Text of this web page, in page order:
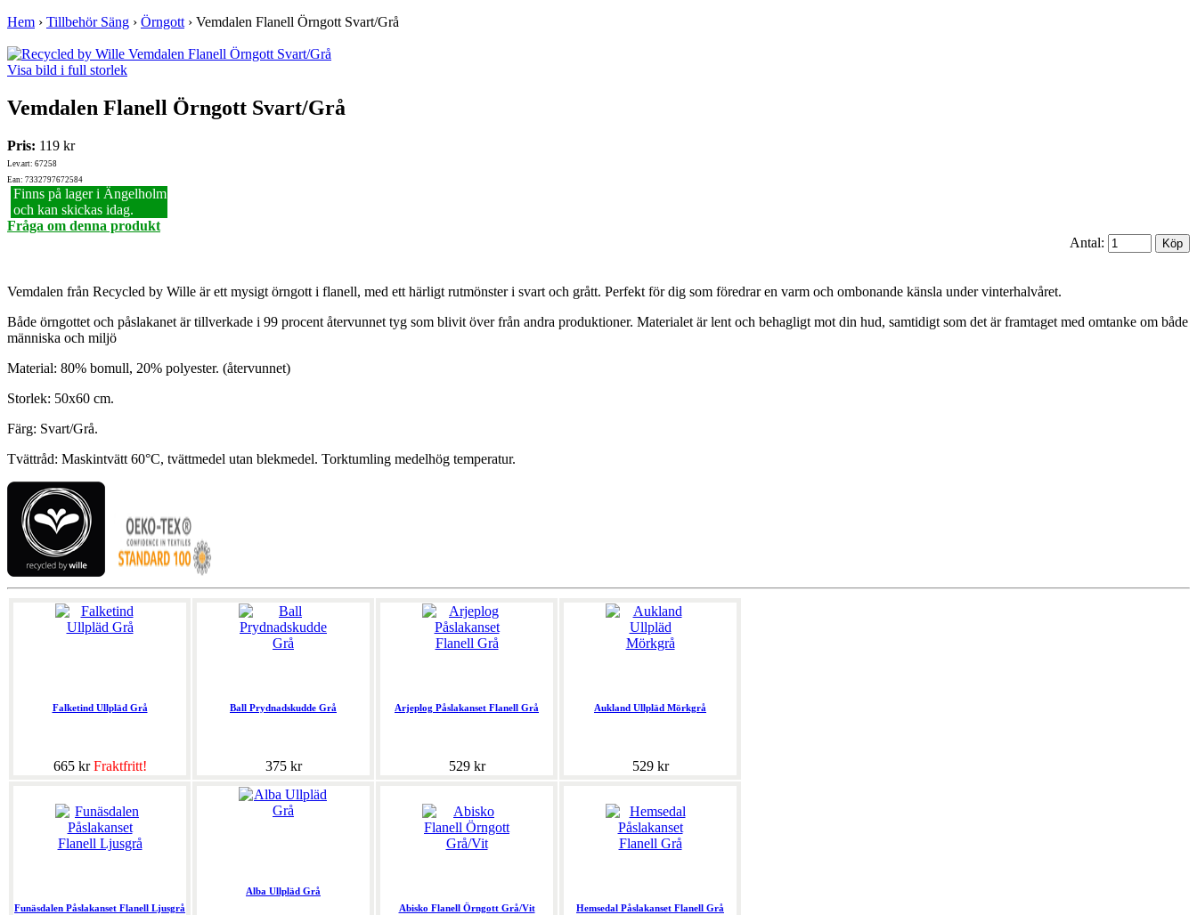
Hem › Tillbehör Säng › Örngott› Vemdalen Flanell Örngott Svart/Grå
Visa bild i full storlek
Vemdalen Flanell Örngott Svart/Grå
Pris: 119 kr
Lev.art: 67258
Ean: 7332797672584
Finns på lager i Ängelholm
och kan skickas idag.
Fråga om denna produkt
Antal:
Vemdalen från Recycled by Wille är ett mysigt örngott i flanell, med ett härligt rutmönster i svart och grått. Perfekt för dig som föredrar en varm och ombonande känsla under vinterhalvåret.
Både örngottet och påslakanet är tillverkade i 99 procent återvunnet tyg som blivit över från andra produktioner. Materialet är lent och behagligt mot din hud, samtidigt som det är framtaget med omtanke om både
människa och miljö
Material: 80% bomull, 20% polyester. (återvunnet)
Storlek: 50x60 cm.
Färg: Svart/Grå.
Tvättråd: Maskintvätt 60°C, tvättmedel utan blekmedel. Torktumling medelhög temperatur.
Falketind Ullpläd Grå
665 krFraktfritt!
Ball Prydnadskudde Grå
375 kr
Arjeplog Påslakanset Flanell Grå
529 kr
Aukland Ullpläd Mörkgrå
529 kr
Funäsdalen Påslakanset Flanell Ljusgrå
Alba Ullpläd Grå
Abisko Flanell Örngott Grå/Vit Hemsedal Påslakanset Flanell Grå